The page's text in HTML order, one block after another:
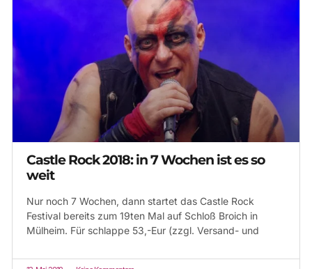
Castle Rock 2018: in 7 Wochen ist es so
weit
Nur noch 7 Wochen, dann startet das Castle Rock
Festival bereits zum 19ten Mal auf Schloß Broich in
Mülheim. Für schlappe 53,-Eur (zzgl. Versand- und